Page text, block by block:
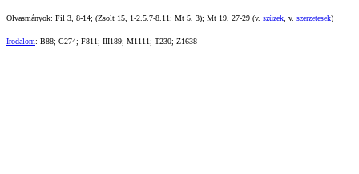
Olvasmányok: Fil 3, 8-14; (Zsolt 15, 1-2.5.7-8.11; Mt 5, 3); Mt 19, 27-29 (v. szüzek , v. szerzetesek)
Irodalom: B88; C274; F811; III189; M1111; T230; Z1638